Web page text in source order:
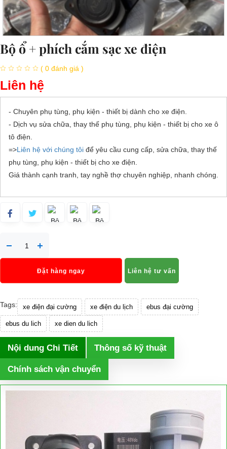
Bộ ổ + phích cắm sạc xe điện
( 0 đánh giá )
Liên hệ
- Chuyên phụ tùng, phụ kiện - thiết bị dành cho xe điện.
- Dịch vụ sửa chữa, thay thế phụ tùng, phụ kiện - thiết bị cho xe ô
tô điện.
=>Liên hệ với chúng tôi để yêu cầu cung cấp, sửa chữa, thay thế
phụ tùng, phụ kiện - thiết bị cho xe điện.
Giá thành cạnh tranh, tay nghề thợ chuyên nghiệp, nhanh chóng.
Đặt hàng ngay Liên hệ tư vấn
Tags: xe điện đại cường xe điện du lịch ebus đại cường
ebus du lich xe dien du lich
Nội dung Chi Tiết Thông số kỹ thuật
Chính sách vận chuyển